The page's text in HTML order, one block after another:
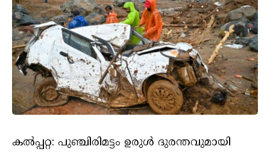
കല്‍പ്പറ്റ: പുഞ്ചിരിമട്ടം ഉരുള്‍ ദുരന്തവുമായി